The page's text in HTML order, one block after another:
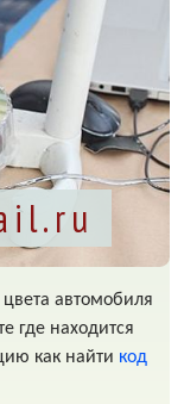
автомобиля
где находится
как найти код